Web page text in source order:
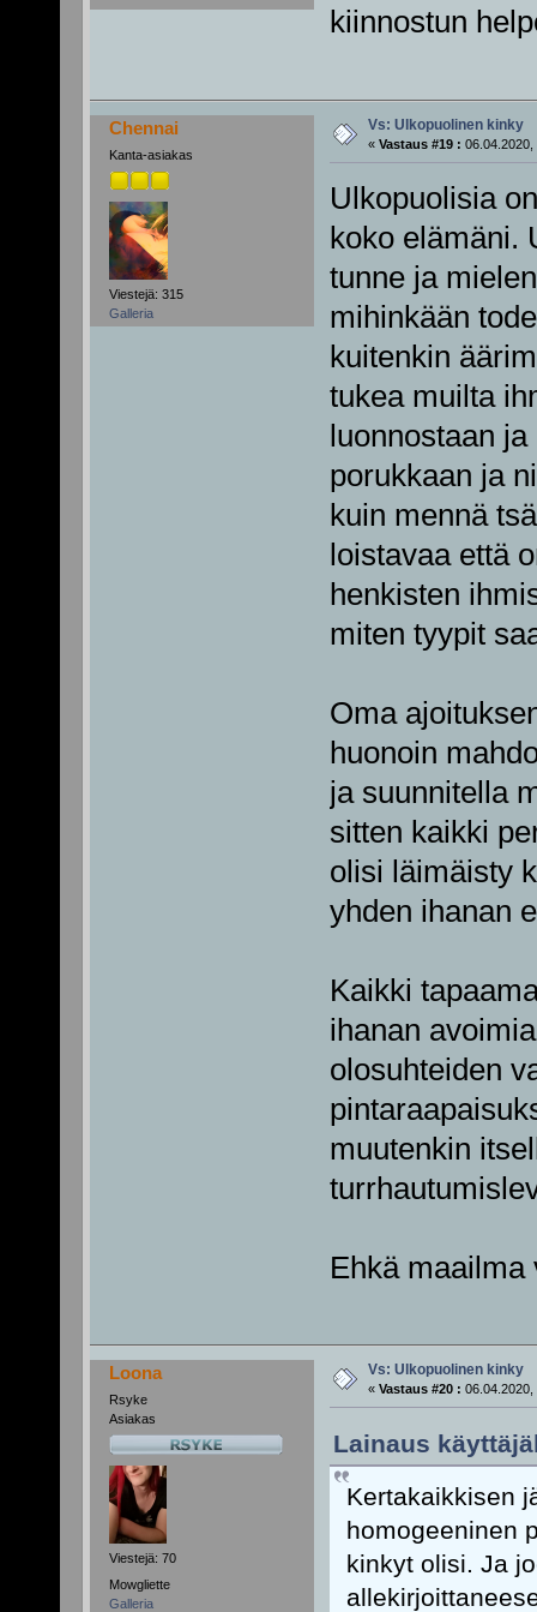
kiinnostun
Chennai
Kanta-asiakas
Viestejä: 315
Galleria
Vs: Ulkopuolinen kinky
« Vastaus #19 : 06.04.2020,
Ulkopuolisia
koko elämäni.
tunne ja
mihinkään
kuitenkin
tukea muilta
luonnostaan
porukkaan ja
kuin mennä
loistavaa että
henkisten
miten tyypit
Oma
huonoin
ja suunnitella
sitten kaikki
olisi läimäisty
yhden ihanan
Kaikki
ihanan
olosuhteiden
muutenkin
Ehkä
Loona
Rsyke
Asiakas
Viestejä: 70
Mowgliette
Galleria
Vs: Ulkopuolinen kinky
« Vastaus #20 : 06.04.2020,
Lainaus
Kertakaikkisen
homogeeninen
kinkyt olisi. Ja